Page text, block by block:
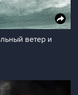
ветер и